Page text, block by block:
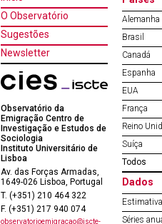
O Observatório
Sugestões
Newsletter
Observatório da
Emigração Centro de
Investigação e Estudos de
Sociologia
Instituto Universitário de
Lisboa
Av. das Forças Armadas,
1649-026 Lisboa, Portugal
T. (+351) 210 464 322
F. (+351) 217 940 074
observatorioemigracao@iscte-
Alemanha
Brasil
Canadá
Espanha
EUA
França
Reino
Suíça
Todos
Dados
Séries